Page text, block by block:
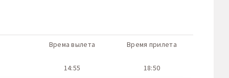
Врема вылета Время прилета
14:55 18:50